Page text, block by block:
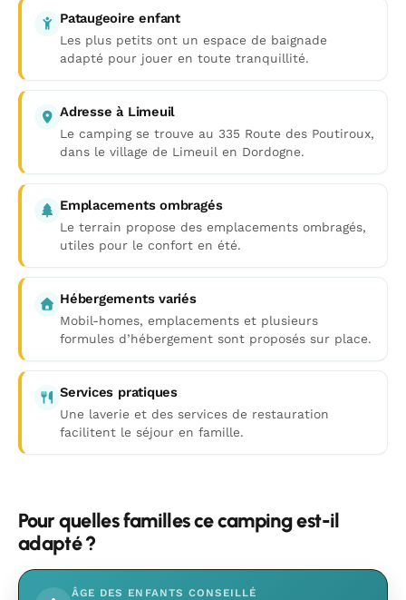
Pataugeoire enfant
Les plus petits ont un espace de baignade
adapté pour jouer en toute tranquillité.
Adresse à Limeuil
Le camping se trouve au 335 Route des Poutiroux,
dans le village de Limeuil en Dordogne.
Emplacements ombragés
Le terrain propose des emplacements ombragés,
utiles pour le confort en été.
Hébergements variés
Mobil-homes, emplacements et plusieurs
formules d’hébergement sont proposés sur place.
Services pratiques
Une laverie et des services de restauration
facilitent le séjour en famille.
Pour quelles familles ce camping est-il
adapté ?
ÂGE DES ENFANTS CONSEILLÉ